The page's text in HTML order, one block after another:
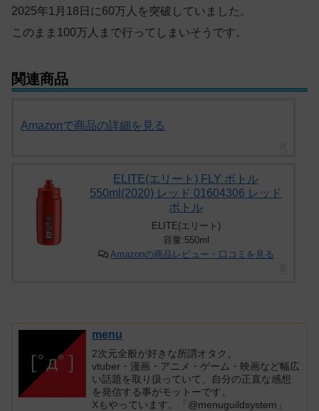
2025年1月18日に60万人を突破していました。
このまま100万人まで行ってしまいそうです。
関連商品
Amazonで商品の詳細を見る
ELITE(エリート) FLY ボトル
550ml(2020) レッド 01604306 レッド
ボトル
ELITE(エリート)
容量:550ml
Amazonの商品レビュー・口コミを見る
menu
2次元全般が好きな所謂オタク。
vtuber・漫画・アニメ・ゲーム・映画など幅広
い話題を取り扱っていて、自分の正直な感想
を発信する事がモットーです。
Xもやっています。「@menuguildsystem」